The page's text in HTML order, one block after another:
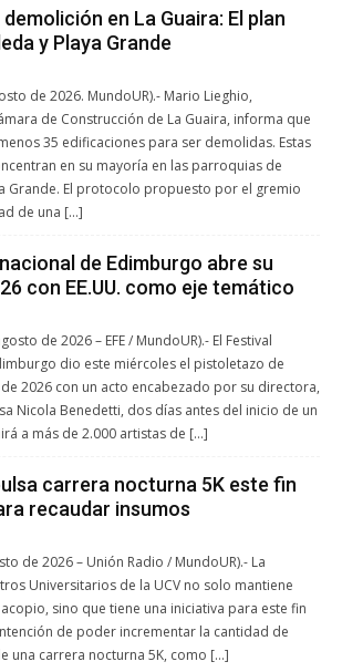
en La Guaira: El plan
y Playa Grande
de 2026. MundoUR).- Mario Lieghio,
de Construcción de La Guaira, informa que
35 edificaciones para ser demolidas. Estas
en su mayoría en las parroquias de
Grande. El protocolo propuesto por el gremio
de una […]
de Edimburgo abre su
con EE.UU. como eje temático
de 2026 – EFE / MundoUR).- El Festival
dio este miércoles el pistoletazo de
2026 con un acto encabezado por su directora,
Nicola Benedetti, dos días antes del inicio de un
a más de 2.000 artistas de […]
carrera nocturna 5K este fin
recaudar insumos
de 2026 – Unión Radio / MundoUR).- La
Universitarios de la UCV no solo mantiene
sino que tiene una iniciativa para este fin
de poder incrementar la cantidad de
una carrera nocturna 5K, como […]